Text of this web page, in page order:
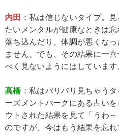
内田
：私は信じないタイプ。
たいメンタルが健康なときは
落ち込んだり、体調が悪くな
ません。でも、その結果に一
べく見ないようにはしています
高橋：私はバリバリ見ちゃう
ーズメントパークにある占い
ウトされた結果を見て「うわ
のですが、今はもう結果を忘